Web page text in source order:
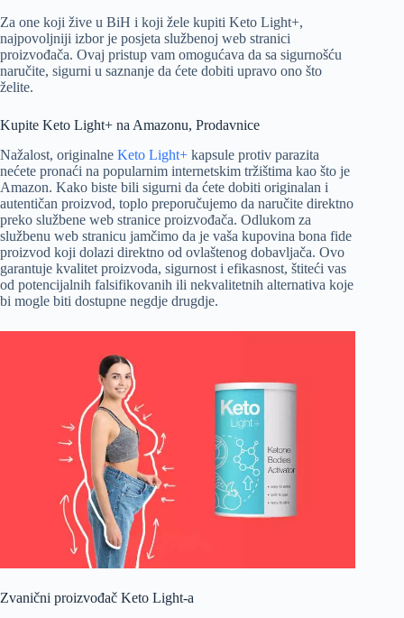
Za one koji žive u BiH i koji žele kupiti Keto Light+,
najpovoljniji izbor je posjeta službenoj web stranici
proizvođača. Ovaj pristup vam omogućava da sa sigurnošću
naručite, sigurni u saznanje da ćete dobiti upravo ono što
želite.
Kupite Keto Light+ na Amazonu, Prodavnice
Nažalost, originalne Keto Light+ kapsule protiv parazita
nećete pronaći na popularnim internetskim tržištima kao što je
Amazon. Kako biste bili sigurni da ćete dobiti originalan i
autentičan proizvod, toplo preporučujemo da naručite direktno
preko službene web stranice proizvođača. Odlukom za
službenu web stranicu jamčimo da je vaša kupovina bona fide
proizvod koji dolazi direktno od ovlaštenog dobavljača. Ovo
garantuje kvalitet proizvoda, sigurnost i efikasnost, štiteći vas
od potencijalnih falsifikovanih ili nekvalitetnih alternativa koje
bi mogle biti dostupne negdje drugdje.
Zvanični proizvođač Keto Light-a